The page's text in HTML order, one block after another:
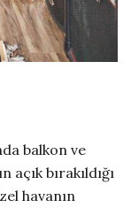
balkon ve
bırakıldığı
havanın